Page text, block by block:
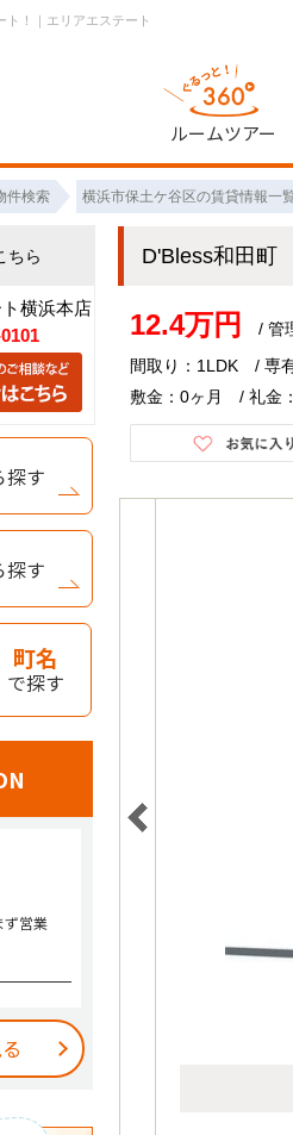
ト！｜エリアエステート
ルームツアー
件検索 横浜市保土ケ谷区の賃貸情報一
D'Bless和田
12.4万円
/ 管
間取り：1LDK / 専
敷金：0ヶ月 / 礼金
ちら
横浜本店
探す
探す
町名
で探す